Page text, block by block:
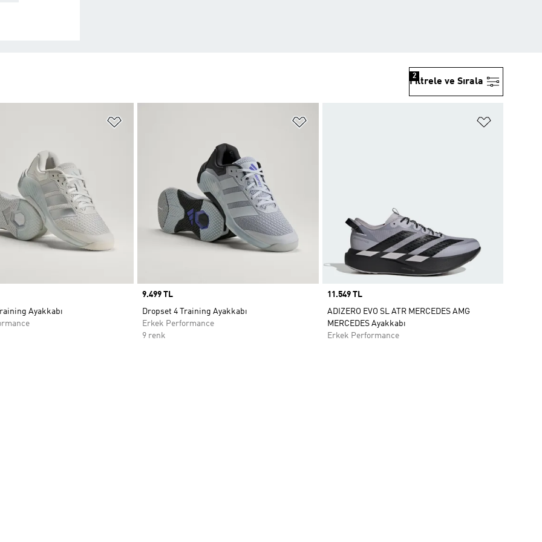
Filtrele ve Sırala
2
Ayakkabı
Price
9.499 TL
Dropset 4 Training Ayakkabı
Erkek Performance
9 renk
Price
11.549 TL
ADIZERO EVO SL ATR MERCEDES AMG
MERCEDES Ayakkabı
Erkek Performance